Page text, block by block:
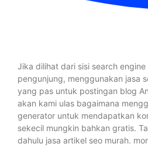
Jika dilihat dari sisi search
pengunjung, menggunakan jasa
yang pas untuk postingan blog
akan kami ulas bagaimana
generator untuk mendapatkan
sekecil mungkin bahkan gratis.
dahulu jasa artikel seo murah.